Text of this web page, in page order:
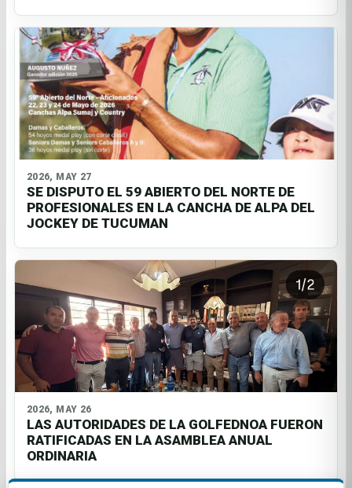
2026, MAY 27
SE DISPUTO EL 59 ABIERTO DEL NORTE DE
PROFESIONALES EN LA CANCHA DE ALPA DEL
JOCKEY DE TUCUMAN
2026, MAY 26
LAS AUTORIDADES DE LA GOLFEDNOA FUERON
RATIFICADAS EN LA ASAMBLEA ANUAL
ORDINARIA